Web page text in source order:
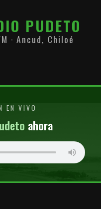
PUDETO
· Ancud, Chiloé
EN VIVO
ahora